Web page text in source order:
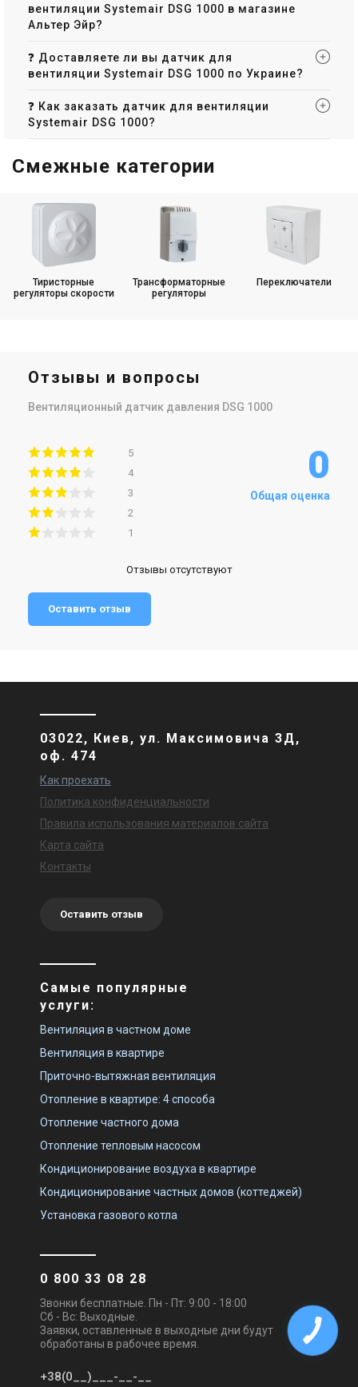
вентиляции Systemair DSG 1000 в магазине
Альтер Эйр?
❓ Доставляете ли вы датчик для
вентиляции Systemair DSG 1000 по Украине?
❓ Как заказать датчик для вентиляции
Systemair DSG 1000?
Смежные категории
Тиристорные
регуляторы скорости
Трансформаторные
регуляторы
Переключатели
Отзывы и вопросы
Вентиляционный датчик давления DSG 1000
5
4
3
2
1
0
Общая оценка
Отзывы отсутствуют
Оставить отзыв
03022, Киев, ул. Максимовича 3Д,
оф. 474
Как проехать
Политика конфиденциальности
Правила использования материалов сайта
Карта сайта
Контакты
Оставить отзыв
Самые популярные
услуги:
Вентиляция в частном доме
Вентиляция в квартире
Приточно-вытяжная вентиляция
Отопление в квартире: 4 способа
Отопление частного дома
Отопление тепловым насосом
Кондиционирование воздуха в квартире
Кондиционирование частных домов (коттеджей)
Установка газового котла
0 800 33 08 28
Звонки бесплатные. Пн - Пт: 9:00 - 18:00
Сб - Вс: Выходные.
Заявки, оставленные в выходные дни будут
обработаны в рабочее время.